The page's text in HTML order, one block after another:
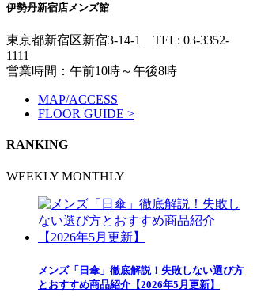
伊勢丹新宿店メンズ館
東京都新宿区新宿3-14-1 TEL: 03-3352-
1111
営業時間：午前10時～午後8時
MAP/ACCESS
FLOOR GUIDE >
RANKING
WEEKLY MONTHLY
メンズ「日傘」徹底解説！失敗しない選び方
とおすすめ商品紹介【2026年5月更新】